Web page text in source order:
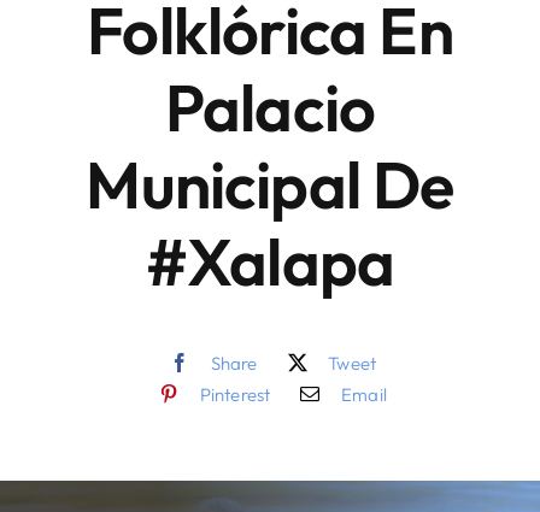
Finanzas y negocios
Folklórica En
Palacio
Municipal De
#Xalapa
Share
Tweet
Pinterest
Email